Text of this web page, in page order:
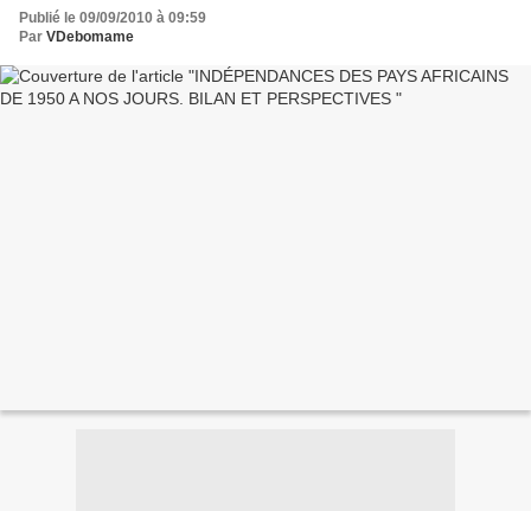
Publié le 09/09/2010 à 09:59
Par VDebomame